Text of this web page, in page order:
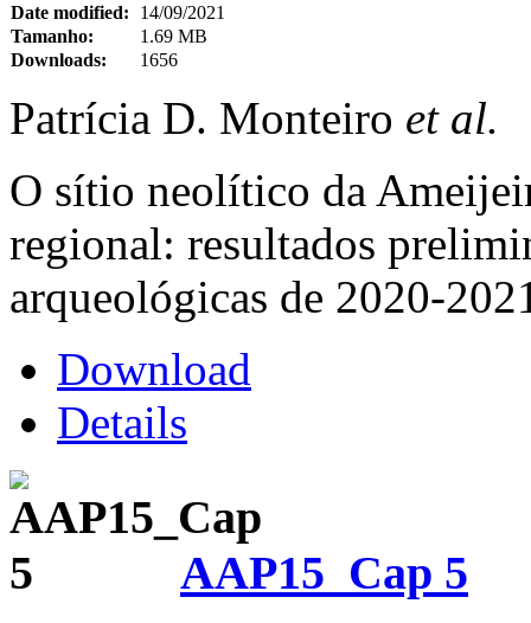
Date modified:
14/09/2021
Tamanho:
1.69 MB
Downloads:
1656
Patrícia D. Monteiro et al.
O sítio neolítico da
regional: resultados
arqueológicas de 2020-
Download
Details
AAP15_Cap 5